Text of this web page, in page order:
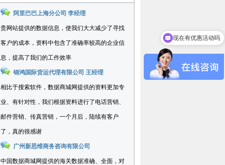
阿里巴巴上海分公司 李经理
贵网站提供的数据信息，使我们大大减少了寻找
客户的成本，资料中包含了准确率较高的企业信
息，提高了我们的工作效率
锦鸿国际货运代理有限公司 王经理
相比于搜索软件，数据商城网提供的资料更加专
业、有针对性，我们根据资料进行了电话营销、
邮件营销、传真营销，一个月后，陆续有客户
了，真的很感谢
广州新思维商务咨询有限公司
中国数据商城网提供的海关数据准确、全面，对
可以介绍下你们的产品么